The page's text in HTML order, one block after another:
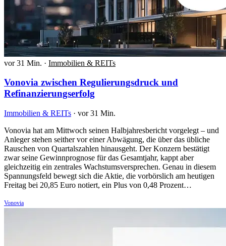
vor 31 Min. · Immobilien & REITs
Vonovia zwischen Regulierungsdruck und
Refinanzierungserfolg
Immobilien & REITs · vor 31 Min.
Vonovia hat am Mittwoch seinen Halbjahresbericht vorgelegt – und
Anleger stehen seither vor einer Abwägung, die über das übliche
Rauschen von Quartalszahlen hinausgeht. Der Konzern bestätigt
zwar seine Gewinnprognose für das Gesamtjahr, kappt aber
gleichzeitig ein zentrales Wachstumsversprechen. Genau in diesem
Spannungsfeld bewegt sich die Aktie, die vorbörslich am heutigen
Freitag bei 20,85 Euro notiert, ein Plus von 0,48 Prozent…
Vonovia